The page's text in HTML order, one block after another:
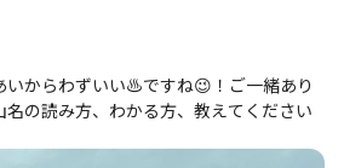
からわずいい♨️ですね😉！ご一緒あり
の読み方、わかる方、教えてください